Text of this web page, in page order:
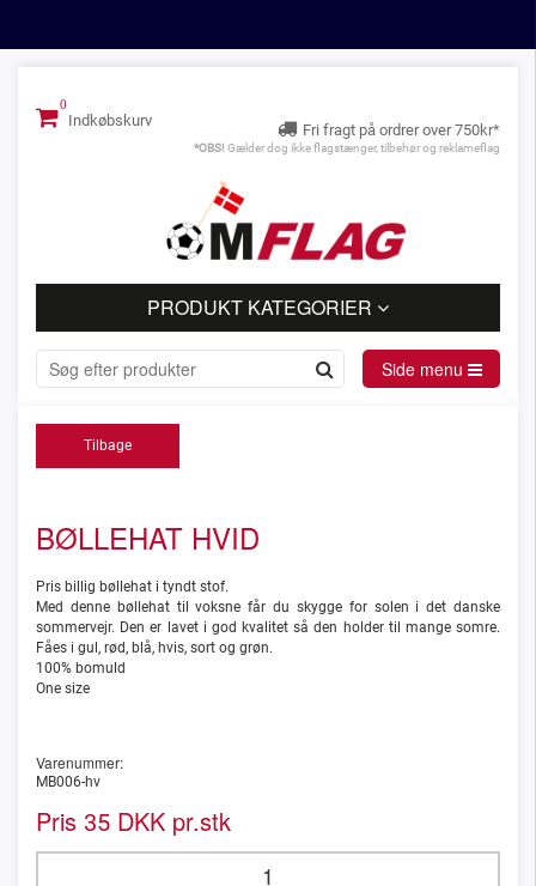
Indkøbskurv
Fri fragt på ordrer over 750kr*
*OBS! Gælder dog ikke flagstænger, tilbehør og reklameflag
PRODUKT KATEGORIER
Side menu
Tilbage
BØLLEHAT HVID
Pris billig bøllehat i tyndt stof.
Med denne bøllehat til voksne får du skygge for solen i det danske
sommervejr. Den er lavet i god kvalitet så den holder til mange somre.
Fåes i gul, rød, blå, hvis, sort og grøn.
100% bomuld
One size
Varenummer:
MB006-hv
Pris 35 DKK pr.stk